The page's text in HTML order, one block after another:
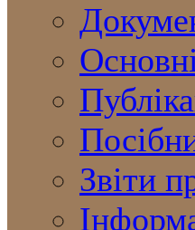
Звіти